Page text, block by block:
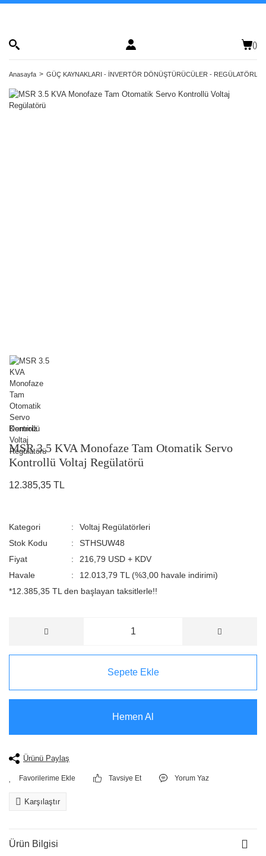
()
Anasayfa GÜÇ KAYNAKLARI - İNVERTÖR DÖNÜŞTÜRÜCÜLER - REGÜLATÖRLER
Demiriz
MSR 3.5 KVA Monofaze Tam Otomatik Servo
Kontrollü Voltaj Regülatörü
12.385,35 TL
Kategori
Voltaj Regülatörleri
Stok Kodu
STHSUW48
Fiyat
216,79 USD + KDV
Havale
12.013,79 TL (%3,00 havale indirimi)
*12.385,35 TL den başlayan taksitlerle!!
Sepete Ekle
Hemen Al
Ürünü Paylaş
Tavsiye Et Yorum Yaz
Karşılaştır
Ürün Bilgisi